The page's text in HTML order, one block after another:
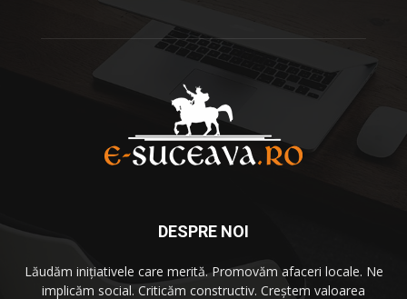
DESPRE NOI
Lăudăm iniţiativele care merită. Promovăm afaceri locale. Ne
implicăm social. Criticăm constructiv. Creştem valoarea